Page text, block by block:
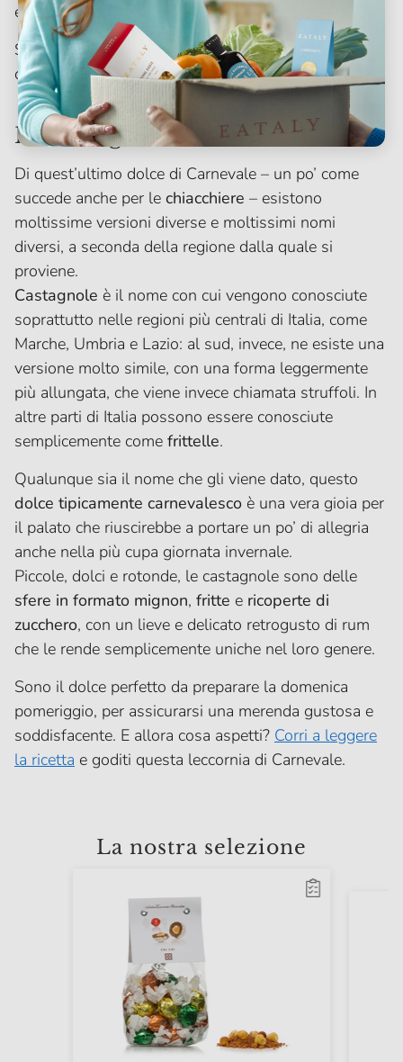
e vaniglia, è veramente una chicca da non perdere.
Segui la nostra ricetta per prepararloe farti
conquistare da questa autentica delizia.
Le castagnole di Carnevale
Di quest’ultimo dolce di Carnevale – un po’ come
succede anche per le chiacchiere – esistono
moltissime versioni diverse e moltissimi nomi
diversi, a seconda della regione dalla quale si
proviene.
Castagnole è il nome con cui vengono conosciute
soprattutto nelle regioni più centrali di Italia, come
Marche, Umbria e Lazio: al sud, invece, ne esiste una
versione molto simile, con una forma leggermente
più allungata, che viene invece chiamata struffoli. In
altre parti di Italia possono essere conosciute
semplicemente come frittelle.
Qualunque sia il nome che gli viene dato, questo
dolce tipicamente carnevalesco è una vera gioia per
il palato che riuscirebbe a portare un po’ di allegria
anche nella più cupa giornata invernale.
Piccole, dolci e rotonde, le castagnole sono delle
sfere in formato mignon, fritte e ricoperte di
zucchero, con un lieve e delicato retrogusto di rum
che le rende semplicemente uniche nel loro genere.
Sono il dolce perfetto da preparare la domenica
pomeriggio, per assicurarsi una merenda gustosa e
soddisfacente. E allora cosa aspetti? Corri a leggere
la ricetta e goditi questa leccornia di Carnevale.
La nostra selezione